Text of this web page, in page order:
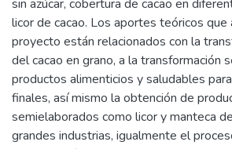
sin azúcar, cobertura de cacao en
licor de cacao. Los aportes teóricos que
proyecto están relacionados con la
del cacao en grano, a la transformación
productos alimenticios y saludables
finales, así mismo la obtención de
semielaborados como licor y manteca
grandes industrias, igualmente el